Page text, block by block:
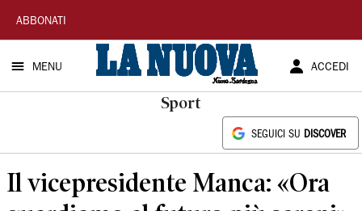
La
Nuova
Sardegna
ABBONATI
MENU ACCEDI
Sport
SEGUICI SU DISCOVER
Il vicepresidente Manca: «Ora